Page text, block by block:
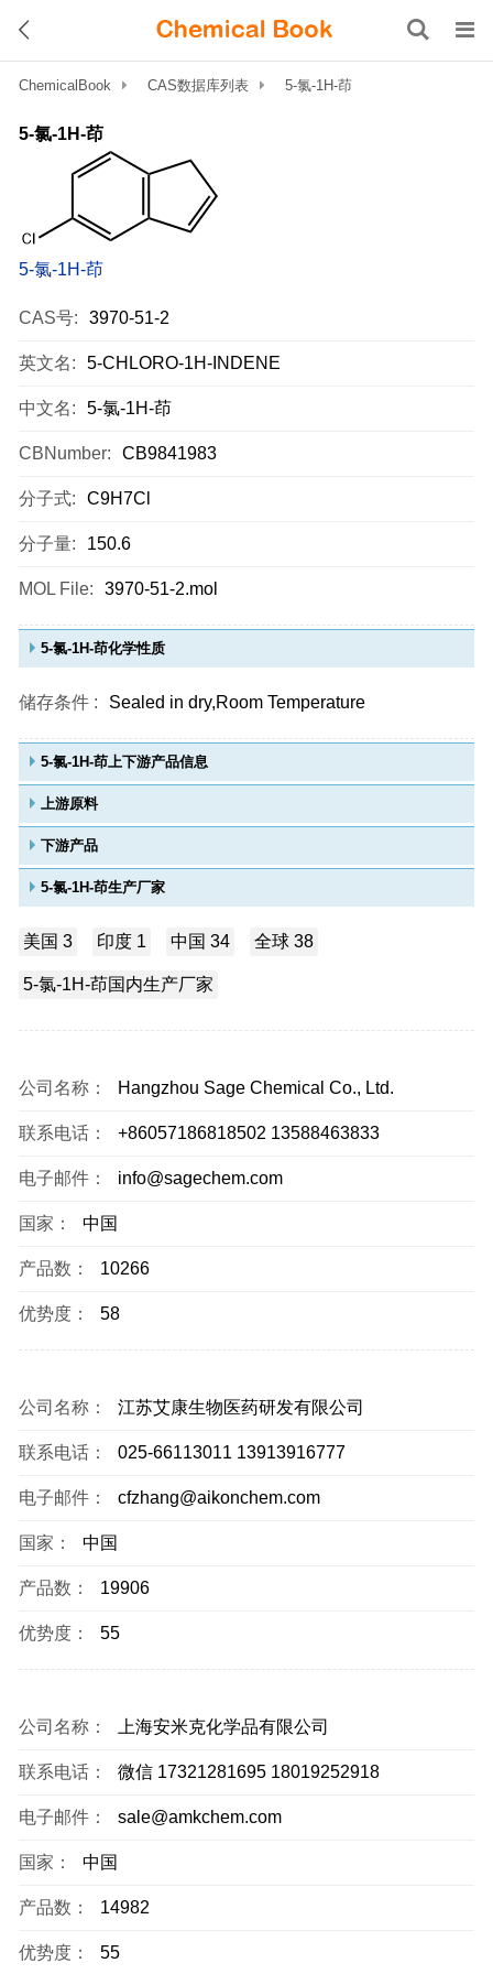
ChemicalBook CAS数据库列表 5-氯-1H-茚
5-氯-1H-茚
5-氯-1H-茚
CAS号: 3970-51-2
英文名: 5-CHLORO-1H-INDENE
中文名: 5-氯-1H-茚
CBNumber: CB9841983
分子式: C9H7Cl
分子量: 150.6
MOL File: 3970-51-2.mol
5-氯-1H-茚化学性质
储存条件 : Sealed in dry,Room Temperature
5-氯-1H-茚上下游产品信息
上游原料
下游产品
5-氯-1H-茚生产厂家
美国 3 印度 1 中国 34 全球 38
5-氯-1H-茚国内生产厂家
公司名称： Hangzhou Sage Chemical Co., Ltd.
联系电话： +86057186818502 13588463833
电子邮件： info@sagechem.com
国家： 中国
产品数： 10266
优势度： 58
公司名称： 江苏艾康生物医药研发有限公司
联系电话： 025-66113011 13913916777
电子邮件： cfzhang@aikonchem.com
国家： 中国
产品数： 19906
优势度： 55
公司名称： 上海安米克化学品有限公司
联系电话： 微信 17321281695 18019252918
电子邮件： sale@amkchem.com
国家： 中国
产品数： 14982
优势度： 55